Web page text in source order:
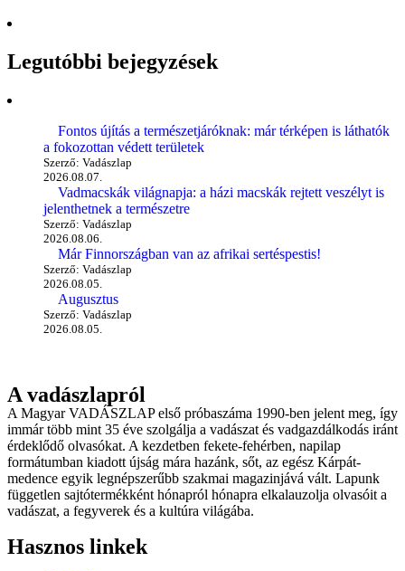
Legutóbbi bejegyzések
Fontos újítás a természetjáróknak: már térképen is láthatók
a fokozottan védett területek
Szerző: Vadászlap
2026.08.07.
Vadmacskák világnapja: a házi macskák rejtett veszélyt is
jelenthetnek a természetre
Szerző: Vadászlap
2026.08.06.
Már Finnországban van az afrikai sertéspestis!
Szerző: Vadászlap
2026.08.05.
Augusztus
Szerző: Vadászlap
2026.08.05.
A vadászlapról
A Magyar VADÁSZLAP első próbaszáma 1990-ben jelent meg, így
immár több mint 35 éve szolgálja a vadászat és vadgazdálkodás iránt
érdeklődő olvasókat. A kezdetben fekete-fehérben, napilap
formátumban kiadott újság mára hazánk, sőt, az egész Kárpát-
medence egyik legnépszerűbb szakmai magazinjává vált. Lapunk
független sajtótermékként hónapról hónapra elkalauzolja olvasóit a
vadászat, a fegyverek és a kultúra világába.
Hasznos linkek